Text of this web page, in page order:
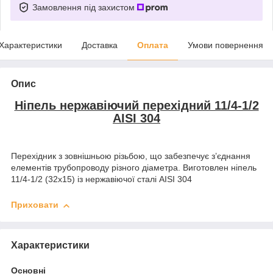
Замовлення під захистом
Доставка Оплата Умови повернення
Опис
Ніпель нержавіючий перехідний 11/4-1/2
AISI 304
Перехідник з зовнішньою різьбою, що забезпечує з’єднання
елементів трубопроводу різного діаметра. Виготовлен ніпель
11/4-1/2 (32х15) із нержавіючої сталі AISI 304
Приховати
Характеристики
Основні